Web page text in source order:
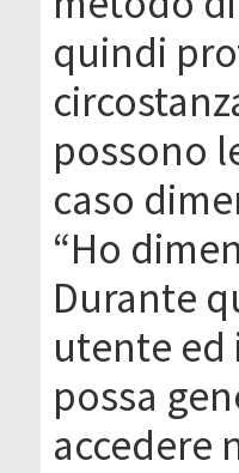
quindi
possono
caso
“Ho
Durante
utente ed
possa
accedere